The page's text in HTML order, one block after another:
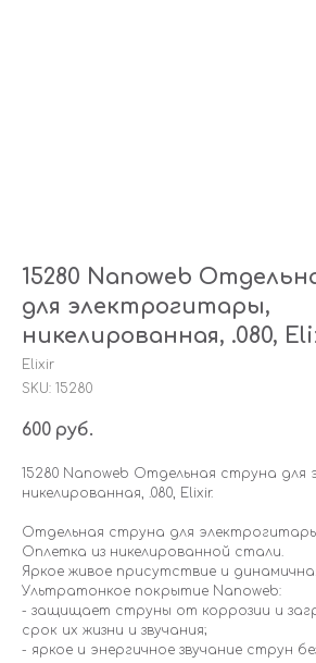
15280 Nanoweb
для электрогитары,
никелированная, .080,
Elixir
SKU: 15280
600 руб.
15280 Nanoweb Отдельная струна для
никелированная, .080, Elixir.
Отдельная струна для
Оплетка из никелированной стали.
Яркое живое присутствие и
Ультратонкое покрытие Nanoweb:
- защищает струны от коррозии и
срок их жизни и звучания;
- яркое и энергичное звучание струн